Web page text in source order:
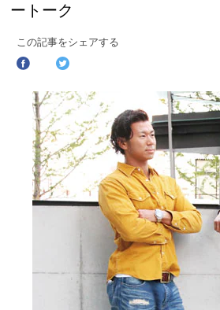
ートーク
この記事をシェアする